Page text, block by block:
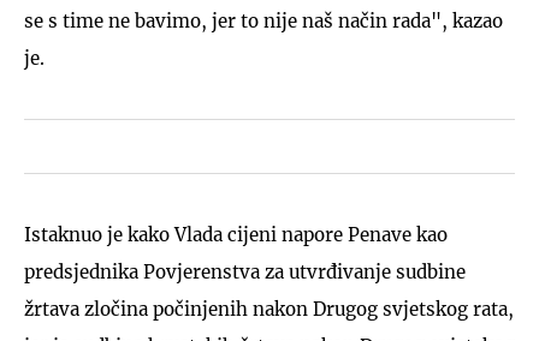
se s time ne bavimo, jer to nije naš način rada", kazao
je.
Istaknuo je kako Vlada cijeni napore Penave kao
predsjednika Povjerenstva za utvrđivanje sudbine
žrtava zločina počinjenih nakon Drugog svjetskog rata,